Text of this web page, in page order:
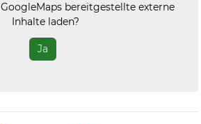
GoogleMapsbereitgestellte externe
Inhalte laden?
Ja